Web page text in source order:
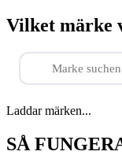
Vilket märke
Laddar märken...
SÅ